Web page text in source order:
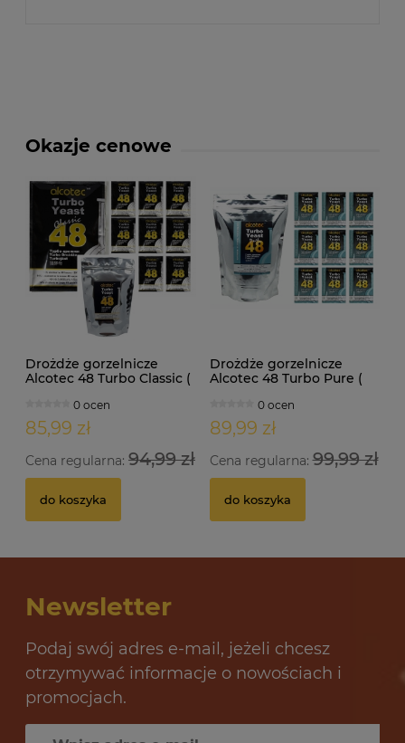
Okazje cenowe
Drożdże gorzelnicze
Alcotec 48 Turbo Classic (
0 ocen
85,99 zł
Cena regularna: 94,99 zł
do koszyka
Drożdże gorzelnicze
Alcotec 48 Turbo Pure (
0 ocen
89,99 zł
Cena regularna:99,99 zł
do koszyka
Newsletter
Podaj swój adres e-mail, jeżeli chcesz
otrzymywać informacje o nowościach i
promocjach.